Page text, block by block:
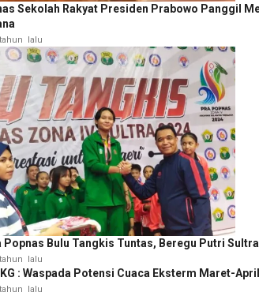
Sekolah Rakyat Presiden Prabowo Panggil
lalu
Popnas Bulu Tangkis Tuntas, Beregu Putri
lalu
: Waspada Potensi Cuaca Eksterm Maret-
lalu